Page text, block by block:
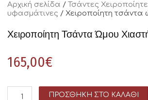
Αρχική σελίδα / Τσάντες
υφασμάτινες / Χειροποίητη τσάντα
Χειροποίητη Τσάντα Ώμου
165,00€
ΠΡΟΣΘΉΚΗ ΣΤΟ ΚΑΛΆΘΙ